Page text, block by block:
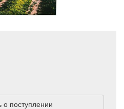
о поступлении